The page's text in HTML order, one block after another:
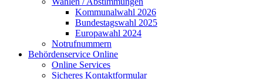
Kommunalwahl 2026
Bundestagswahl 2025
Europawahl 2024
Notrufnummern
Behördenservice Online
Online Services
Sicheres Kontaktformular